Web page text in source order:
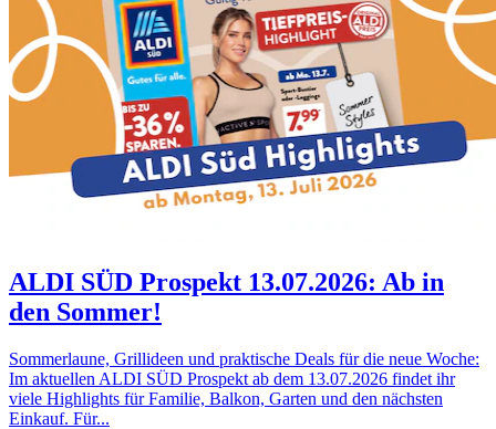
ALDI SÜD Prospekt 13.07.2026: Ab in
den Sommer!
Sommerlaune, Grillideen und praktische Deals für die neue Woche:
Im aktuellen ALDI SÜD Prospekt ab dem 13.07.2026 findet ihr
viele Highlights für Familie, Balkon, Garten und den nächsten
Einkauf. Für...